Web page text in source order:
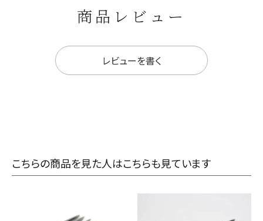
商品レビュー
レビューを書く
こちらの商品を見た人はこちらも見ています